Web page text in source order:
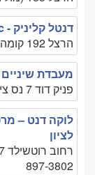
דנטל קליניק - Dental Clinic
הרצל 192 קומה ב'(פסז') רחובות , 08-9100414
מעבדת
פניק דוד 7 נס ציונה רחובות , 08-9331193
לוקה דנט –
לציון
897-3802